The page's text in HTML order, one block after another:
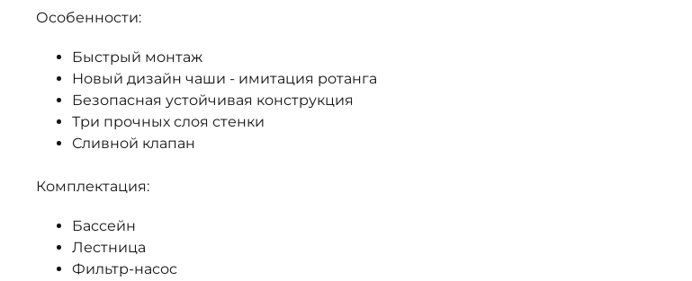
Особенности:
Быстрый монтаж
Новый дизайн чаши - имитация ротанга
Безопасная устойчивая конструкция
Три прочных слоя стенки
Сливной клапан
Комплектация:
Бассейн
Лестница
Фильтр-насос